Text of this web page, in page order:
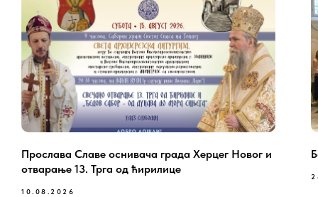
Прослава Славе оснивача града Херцег Новог и
отварање 13. Трга од ћирилице
10.08.2026